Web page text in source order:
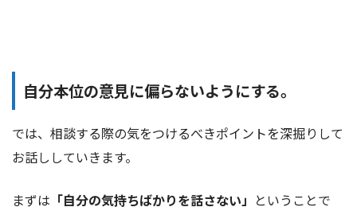
自分本位の意見に偏らないようにする。
では、相談する際の気をつけるべきポイントを深掘りして
お話ししていきます。
まずは 「自分の気持ちばかりを話さない」 ということで